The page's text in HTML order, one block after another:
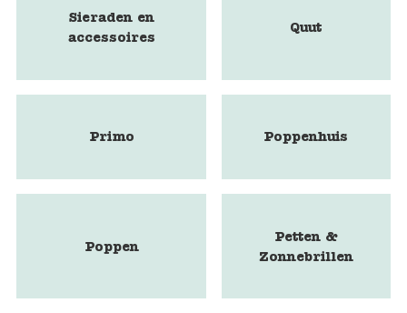
Sieraden en
accessoires
Quut
Primo Poppenhuis
Poppen
Petten &
Zonnebrillen